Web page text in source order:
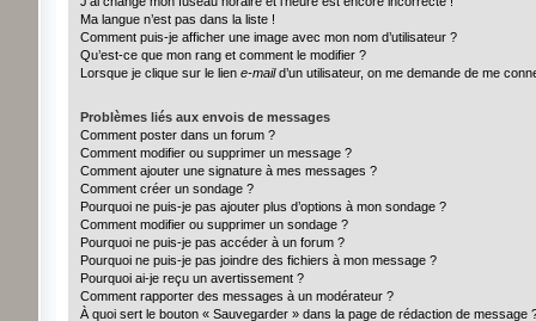
Ma langue n’est pas dans la liste !
Comment puis-je afficher une image avec mon nom d’utilisateur ?
Qu’est-ce que mon rang et comment le modifier ?
Lorsque je clique sur le lien e-maild’un utilisateur, on me demande de me
Problèmes liés aux envois de messages
Comment poster dans un forum ?
Comment modifier ou supprimer un message ?
Comment ajouter une signature à mes messages ?
Comment créer un sondage ?
Pourquoi ne puis-je pas ajouter plus d’options à mon sondage ?
Comment modifier ou supprimer un sondage ?
Pourquoi ne puis-je pas accéder à un forum ?
Pourquoi ne puis-je pas joindre des fichiers à mon message ?
Pourquoi ai-je reçu un avertissement ?
Comment rapporter des messages à un modérateur ?
À quoi sert le bouton « Sauvegarder » dans la page de rédaction de message